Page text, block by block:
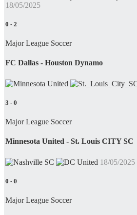
18/05/2025
0 - 2
Major League Soccer
FC Dallas - Houston Dynamo
3 - 0
Major League Soccer
Minnesota United - St. Louis CITY SC
18/05/2025
0 - 0
Major League Soccer